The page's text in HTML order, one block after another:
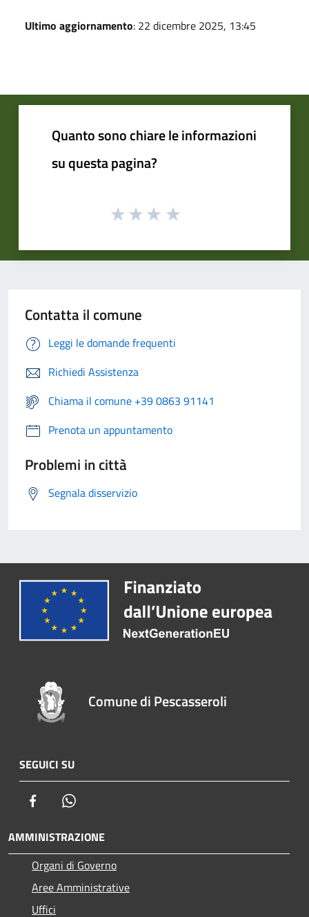
Ultimo aggiornamento: 22 dicembre 2025, 13:45
Quanto sono chiare le informazioni
su questa pagina?
Contatta il comune
Leggi le domande frequenti
Richiedi Assistenza
Chiama il comune +39 0863 91141
Prenota un appuntamento
Problemi in città
Segnala disservizio
Comune di Pescasseroli
SEGUICI SU
Facebook
AMMINISTRAZIONE
Organi di Governo
Aree Amministrative
Uffici